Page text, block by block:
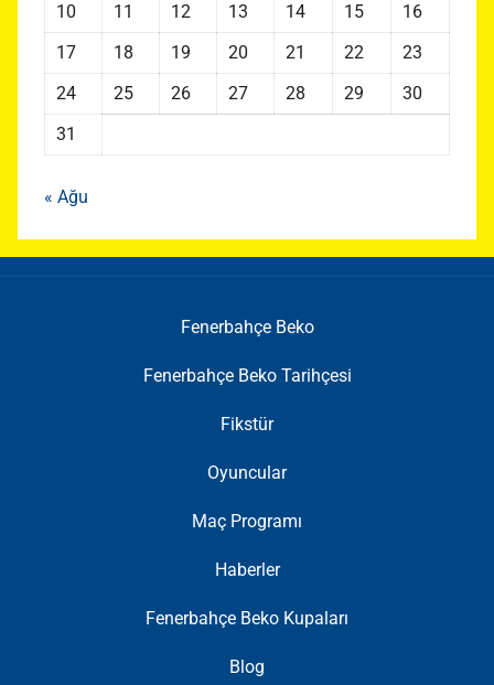
10
11 12 13 14 15
16
17
18 19 20 21 22
23
24
25 26 27 28 29
30
31
« Ağu
Fenerbahçe Beko
Fenerbahçe Beko Tarihçesi
Fikstür
Oyuncular
Maç Programı
Haberler
Fenerbahçe Beko Kupaları
Blog